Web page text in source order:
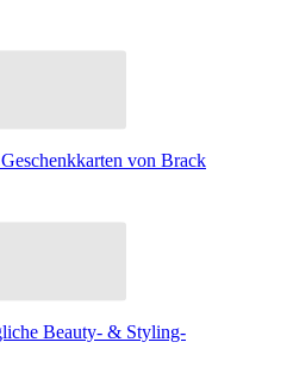
von Brack
Beauty- & Styling-